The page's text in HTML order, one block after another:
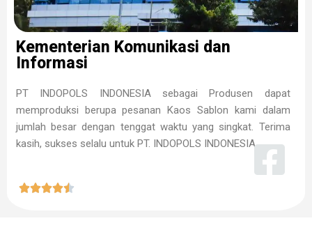
Kementerian Komunikasi dan
Informasi
PT INDOPOLS INDONESIA sebagai Produsen dapat
memproduksi berupa pesanan Kaos Sablon kami dalam
jumlah besar dengan tenggat waktu yang singkat. Terima
kasih, sukses selalu untuk PT. INDOPOLS INDONESIA
